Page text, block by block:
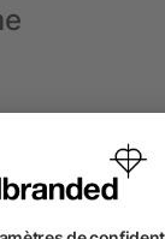
company